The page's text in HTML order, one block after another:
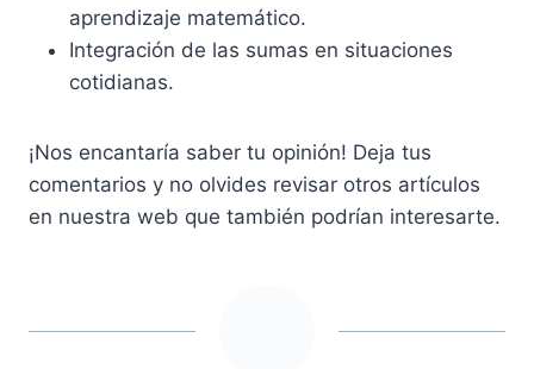
aprendizaje matemático.
Integración de las sumas en situaciones
cotidianas.
¡Nos encantaría saber tu opinión! Deja tus
comentarios y no olvides revisar otros artículos
en nuestra web que también podrían interesarte.